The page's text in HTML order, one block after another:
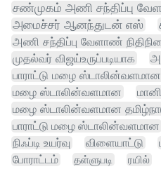
சண்முகம் அணி சந்திப்பு
அமைச்சர் ஆனந்துடன் எஸ்
அணி சந்திப்பு வேளாண்
முதல்வர் விஜய்உருப்படியாக
பாராட்டு மழை ஸ்டாலின்வளமான
மழை ஸ்டாலின்வளமான
மழை ஸ்டாலின்வளமான
பாராட்டு மழை ஸ்டாலின்வளமான
நிஃப்டி உயர்வு
விளையாட்டு
போராட்டம்
தள்ளுபடி ரயில்